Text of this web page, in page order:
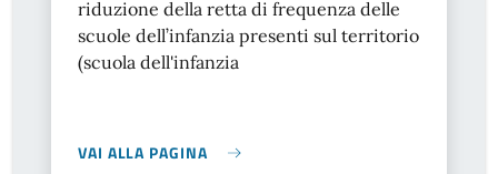
riduzione della retta di frequenza delle
scuole dell’infanzia presenti sul territorio
(scuola dell'infanzia
VAI ALLA PAGINA